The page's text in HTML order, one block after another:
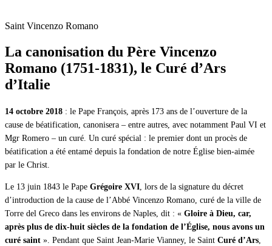
Saint Vincenzo Romano
La canonisation du Père Vincenzo
Romano (1751-1831), le Curé d’Ars
d’Italie
14 octobre 2018 : le Pape François, après 173 ans de l’ouverture de la
cause de béatification, canonisera – entre autres, avec notamment Paul VI et
Mgr Romero – un curé. Un curé spécial : le premier dont un procès de
béatification a été entamé depuis la fondation de notre Église bien-aimée
par le Christ.
Le 13 juin 1843 le Pape Grégoire XVI , lors de la signature du décret
d’introduction de la cause de l’Abbé Vincenzo Romano, curé de la ville de
Torre del Greco dans les environs de Naples, dit : « Gloire à Dieu, car,
après plus de dix-huit siècles de la fondation de l’Église, nous avons un
curé saint ». Pendant que Saint Jean-Marie Vianney, le Saint Curé d’Ars